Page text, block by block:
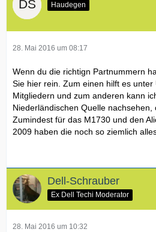
Haudegen
28. Mai 2016 um 08:17
Wenn du die richtign Partnummern
Sie hier rein. Zum einen hilft es
Mitgliedern und zum anderen kann
Niederländischen Quelle nachsehen,
Zumindest für das M1730 und den
2009 haben die noch so ziemlich
Dell-Schrauber
Ex Dell Techi Moderator
28. Mai 2016 um 10:32